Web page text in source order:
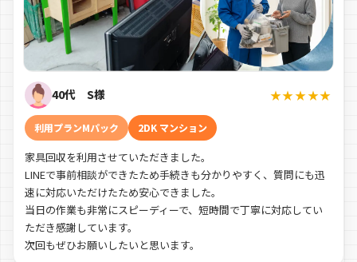
40代 S様 ★★★★★
利用プランMパック 2DK マンション
家具回収を利用させていただきました。
LINEで事前相談ができたため手続きも分かりやすく、質問にも迅
速に対応いただけたため安心できました。
当日の作業も非常にスピーディーで、短時間で丁寧に対応してい
ただき感謝しています。
次回もぜひお願いしたいと思います。